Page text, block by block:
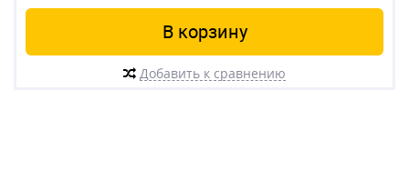
В корзину
Добавить к сравнению